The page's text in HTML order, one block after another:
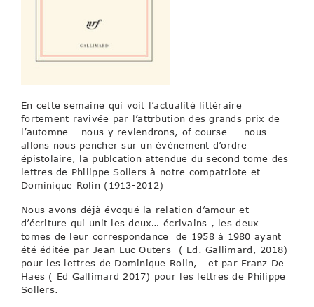
En cette semaine qui voit l’actualité littéraire
fortement ravivée par l’attrbution des grands prix de
l’automne – nous y reviendrons, of course – nous
allons nous pencher sur un événement d’ordre
épistolaire, la publcation attendue du second tome des
lettres de Philippe Sollers à notre compatriote et
Dominique Rolin (1913-2012)
Nous avons déjà évoqué la relation d’amour et
d’écriture qui unit les deux… écrivains , les deux
tomes de leur correspondance de 1958 à 1980 ayant
été éditée par Jean-Luc Outers ( Ed. Gallimard, 2018)
pour les lettres de Dominique Rolin, et par Franz De
Haes ( Ed Gallimard 2017) pour les lettres de Philippe
Sollers.